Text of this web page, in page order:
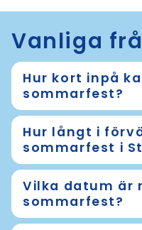
Vanliga
Hur kort inpå
sommarfest?
Hur långt i
sommarfest i
Vilka datum är
sommarfest?